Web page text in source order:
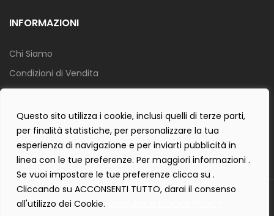
Questo sito utilizza i cookie, inclusi quelli di terze parti,
per finalità statistiche, per personalizzare la tua
esperienza di navigazione e per inviarti pubblicità in
linea con le tue preferenze. Per maggiori informazioni .
Se vuoi impostare le tue preferenze clicca su .
Cliccando su ACCONSENTI TUTTO, darai il consenso
all'utilizzo dei Cookie.
INFORMAZIONI
Chi Siamo
Condizioni di Vendita
Privacy Policy
Cookie Policy
Contact Form Policy
Tecnostudio di Martellini Nicoletta